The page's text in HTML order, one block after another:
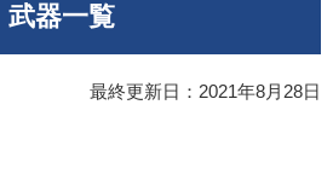
武器一覧
最終更新日： 2021年8月28日